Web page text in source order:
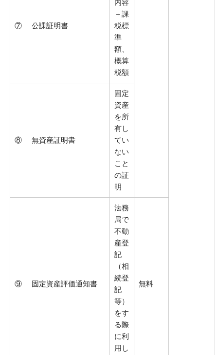
⑦ 公課証明書
内容
＋課
税標
準
額、
概算
税額
⑧ 無資産証明書
固定
資産
を所
有し
てい
ない
こと
の証
明
⑨ 固定資産評価通知書
法務
局で
不動
産登
記
（相
続登
記
等）
をす
る際
に利
用し
無料